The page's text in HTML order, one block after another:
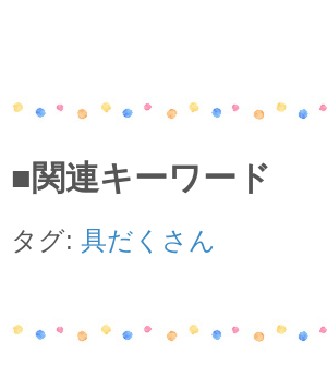
■関連キーワード
タグ: 具だくさん